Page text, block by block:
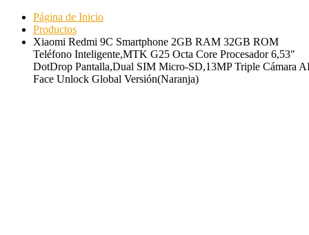
Página de Inicio
Productos
Xiaomi Redmi 9C Smartphone 2GB RAM 32GB ROM
Teléfono Inteligente,MTK G25 Octa Core Procesador 6,53″
DotDrop Pantalla,Dual SIM Micro-SD,13MP Triple Cámara
Face Unlock Global Versión(Naranja)